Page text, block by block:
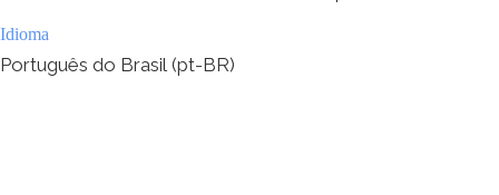
Idioma
Português do Brasil (pt-BR)